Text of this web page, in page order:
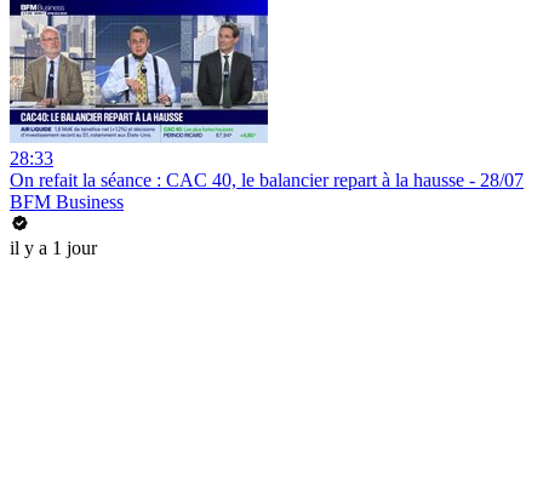
28:33
On refait la séance : CAC 40, le balancier repart à la hausse - 28/07
BFM Business
il y a 1 jour